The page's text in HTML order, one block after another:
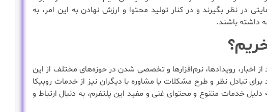
در نظر بگیرند و در کنار تولید محتوا و ارزش نهادن به این امر، به
داشته باشند.
از اخبار، رویدادها، نرم‌افزارها و تخصصی شدن در حوزه‌های مختلف از این
تبادل نظر و طرح مشکلات یا مشاوره با دیگران نیز از خدمات روبیکا
دلیل خدمات متنوع و محتوای غنی و مفید این پلتفرم، به دنبال ارتباط و